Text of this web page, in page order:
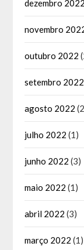
dezembro 2022
novembro
outubro 2022
setembro 2022
agosto 2022
julho 2022 (1)
junho 2022 (3)
maio 2022 (1)
abril 2022 (3)
março 2022 (1)